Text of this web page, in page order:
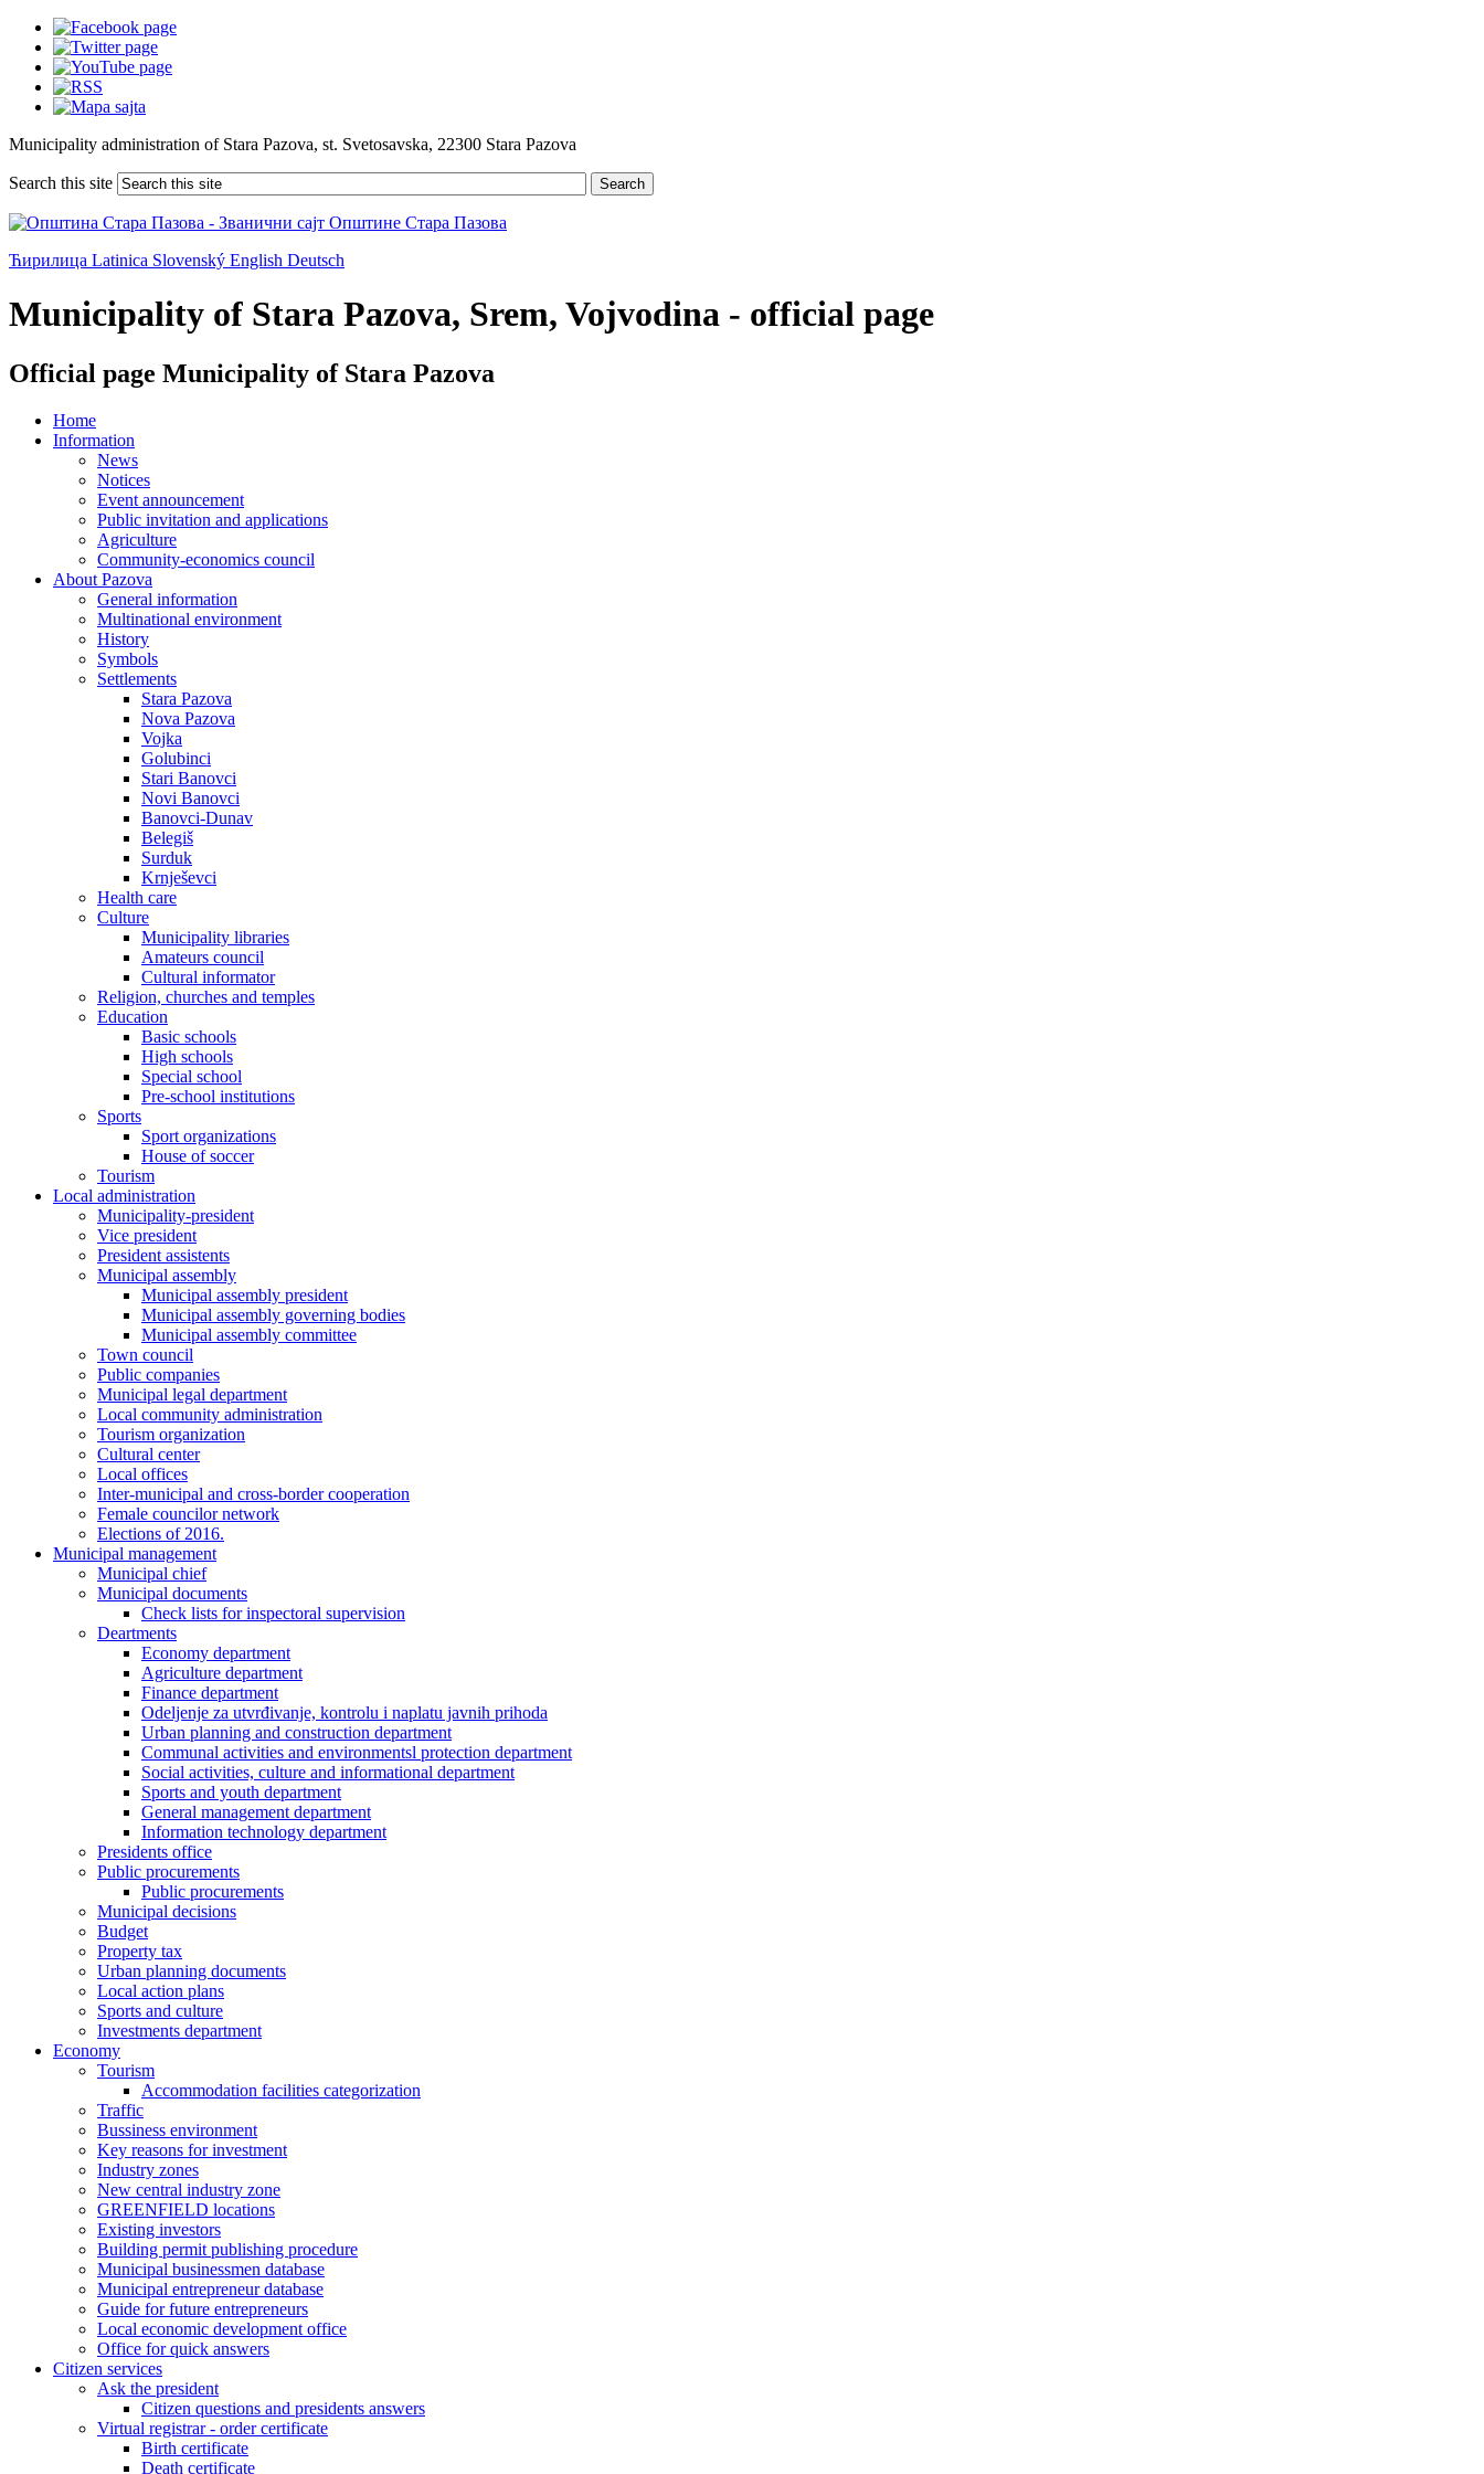
Municipality administration of Stara Pazova, st. Svetosavska, 22300 Stara Pazova
Search this site Search
Ћирилица Latinica Slovenský English Deutsch
Municipality of Stara Pazova, Srem, Vojvodina - official page
Official page Municipality of Stara Pazova
Home
Information
News
Notices
Event announcement
Public invitation and applications
Agriculture
Community-economics council
About Pazova
General information
Multinational environment
History
Symbols
Settlements
Stara Pazova
Nova Pazova
Vojka
Golubinci
Stari Banovci
Novi Banovci
Banovci-Dunav
Belegiš
Surduk
Krnješevci
Health care
Culture
Municipality libraries
Amateurs council
Cultural informator
Religion, churches and temples
Education
Basic schools
High schools
Special school
Pre-school institutions
Sports
Sport organizations
House of soccer
Tourism
Local administration
Municipality-president
Vice president
President assistents
Municipal assembly
Municipal assembly president
Municipal assembly governing bodies
Municipal assembly committee
Town council
Public companies
Municipal legal department
Local community administration
Tourism organization
Cultural center
Local offices
Inter-municipal and cross-border cooperation
Female councilor network
Elections of 2016.
Municipal management
Municipal chief
Municipal documents
Check lists for inspectoral supervision
Deartments
Economy department
Agriculture department
Finance department
Odeljenje za utvrđivanje, kontrolu i naplatu javnih prihoda
Urban planning and construction department
Communal activities and environmentsl protection department
Social activities, culture and informational department
Sports and youth department
General management department
Information technology department
Presidents office
Public procurements
Public procurements
Municipal decisions
Budget
Property tax
Urban planning documents
Local action plans
Sports and culture
Investments department
Economy
Tourism
Accommodation facilities categorization
Traffic
Bussiness environment
Key reasons for investment
Industry zones
New central industry zone
GREENFIELD locations
Existing investors
Building permit publishing procedure
Municipal businessmen database
Municipal entrepreneur database
Guide for future entrepreneurs
Local economic development office
Office for quick answers
Citizen services
Ask the president
Citizen questions and presidents answers
Virtual registrar - order certificate
Birth certificate
Death certificate